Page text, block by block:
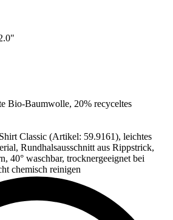
Bio-Baumwolle, 20% recyceltes
Classic (Artikel: 59.9161), leichtes
Rundhalsausschnitt aus Rippstrick,
40° waschbar, trocknergeeignet bei
chemisch reinigen